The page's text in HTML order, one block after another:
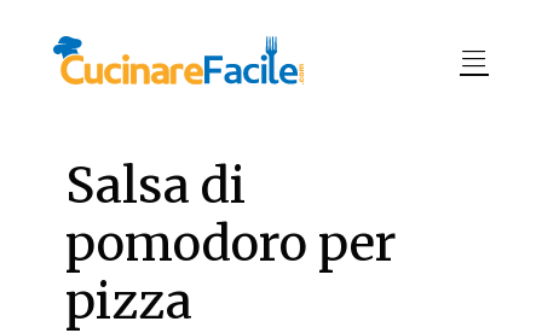
Salsa di
pomodoro per
pizza